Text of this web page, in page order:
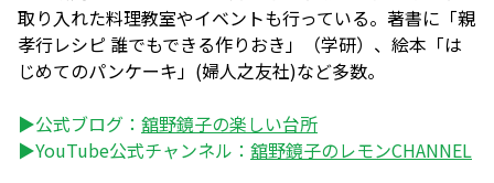
取り入れた料理教室やイベントも行っている。著書に「親
孝行レシピ 誰でもできる作りおき」（学研）、絵本「は
じめてのパンケーキ」(婦人之友社)など多数。
▶公式ブログ： 舘野鏡子の楽しい台所
▶YouTube公式チャンネル： 舘野鏡子のレモンCHANNEL